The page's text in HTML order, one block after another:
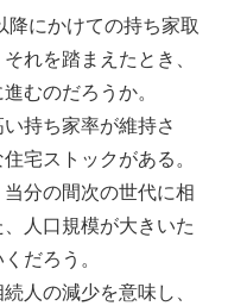
降にかけての持ち家取
れを踏まえたとき、
むのだろうか。
持ち家率が維持さ
宅ストックがある。
分の間次の世代に相
人口規模が大きいた
だろう。
人の減少を意味し、